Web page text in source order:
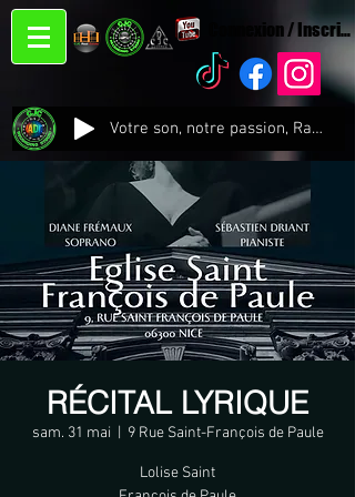
Connexion /
Votre son, notre passion, Radio CJC Recording Studio , là où chaque note prend vie !
RÉCITAL LYRIQUE
sam. 31 mai 9 Rue Saint-François de Paule
Lolise Saint